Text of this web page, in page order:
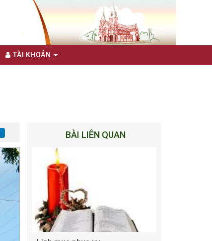
TÀI KHOẢN
BÀI LIÊN QUAN